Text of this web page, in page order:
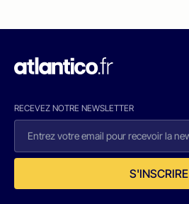
RECEVEZ NOTRE NEWSLETTER
S'INSCRIRE